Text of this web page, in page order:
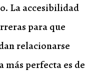
La accesibilidad
para que
relacionarse
más perfecta es de